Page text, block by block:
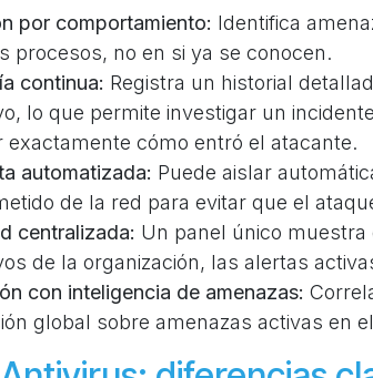
por comportamiento: Identifica
procesos, no en si ya se conocen.
continua: Registra un historial
lo que permite investigar un
exactamente cómo entró el atacante.
automatizada: Puede aislar
de la red para evitar que el
centralizada: Un panel único
de la organización, las alertas
con inteligencia de amenazas:
global sobre amenazas activas en